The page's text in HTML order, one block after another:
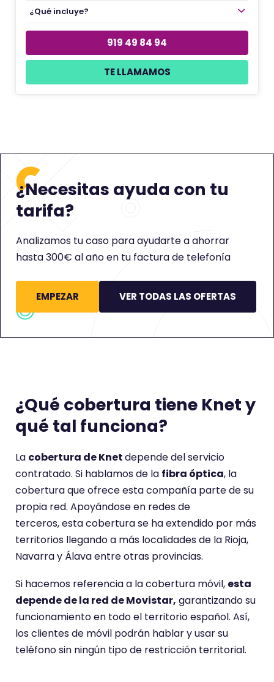
¿Qué incluye?
919 49 84 94
TE LLAMAMOS
¿Necesitas ayuda con tu
tarifa?
Analizamos tu caso para ayudarte a ahorrar
hasta 300€ al año en tu factura de telefonía
EMPEZAR VER TODAS LAS OFERTAS
¿Qué cobertura tiene Knet y
qué tal funciona?
La cobertura de Knetdepende del servicio
contratado. Si hablamos de la fibra óptica, la
cobertura que ofrece esta compañía parte de su
propia red. Apoyándose en redes de
terceros, esta cobertura se ha extendido por más
territorios llegando a más localidades de la Rioja,
Navarra y Álava entre otras provincias.
Si hacemos referencia a la cobertura móvil, esta
depende de la red de Movistar, garantizando su
funcionamiento en todo el territorio español. Así,
los clientes de móvil podrán hablar y usar su
teléfono sin ningún tipo de restricción territorial.